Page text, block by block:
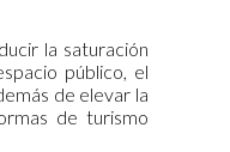
la saturación
público, el
de elevar la
de turismo